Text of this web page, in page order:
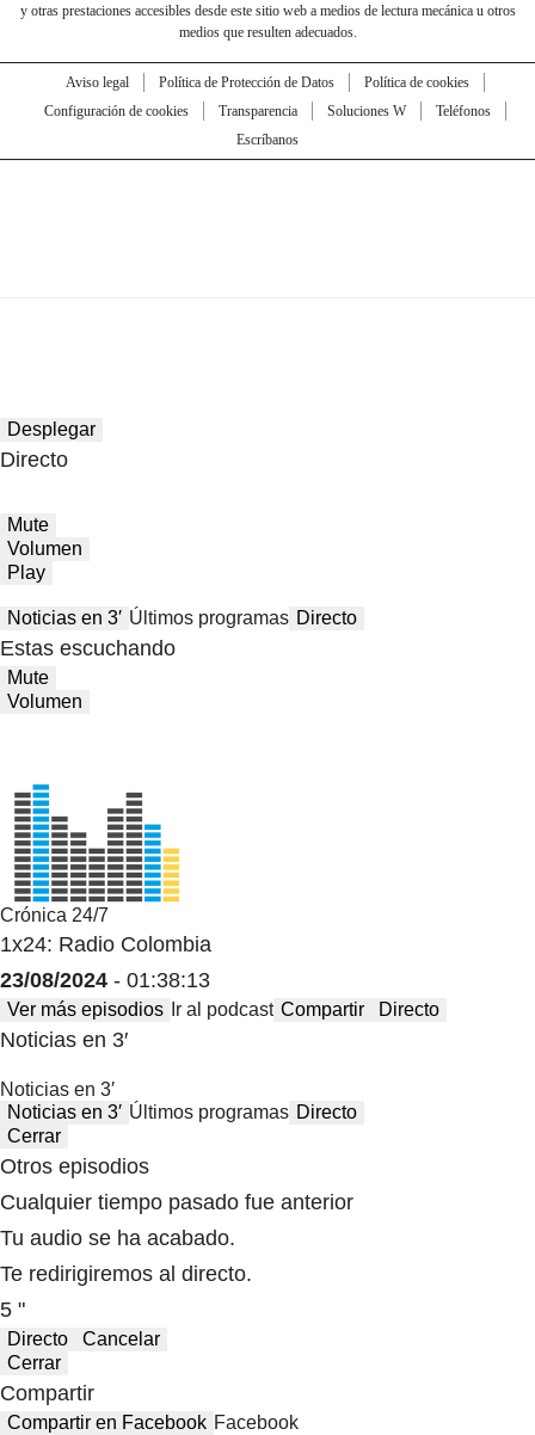
y otras prestaciones accesibles desde este sitio web a medios de lectura mecánica u otros
medios que resulten adecuados.
Aviso legal Política de Protección de Datos
Política de cookies
Configuración de cookies
Transparencia Soluciones W
Teléfonos
Escríbanos
Desplegar
Directo
Mute
Volumen
Play
Noticias en 3′ Últimos programas Directo
Estas escuchando
Mute
Volumen
Crónica 24/7
1x24: Radio Colombia
23/08/2024 - 01:38:13
Ver más episodios Ir al podcast Compartir Directo
Noticias en 3′
Noticias en 3′
Noticias en 3′ Últimos programas Directo
Cerrar
Otros episodios
Cualquier tiempo pasado fue anterior
Tu audio se ha acabado.
Te redirigiremos al directo.
5 "
Directo
Cancelar
Cerrar
Compartir
Compartir en Facebook Facebook